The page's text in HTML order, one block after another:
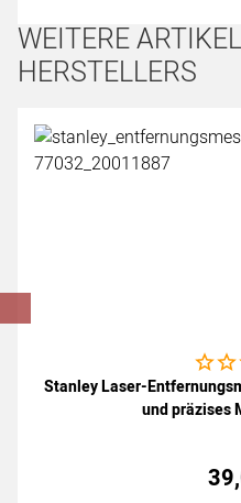
WEITERE
HERSTELLERS
Artikel überspringen
Noch
Stanley Laser-
und präzises
39,